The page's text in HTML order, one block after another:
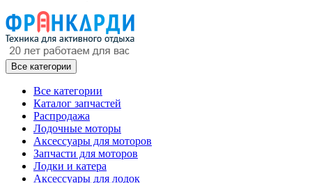
Все категории
Все категории
Каталог запчастей
Распродажа
Лодочные моторы
Аксессуары для моторов
Запчасти для моторов
Лодки и катера
Аксессуары для лодок